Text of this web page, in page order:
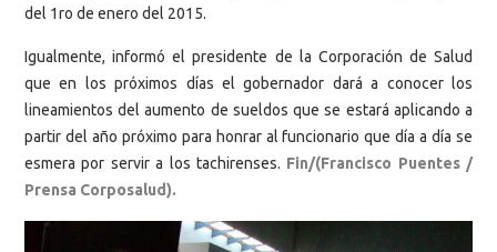
del 1ro de enero del 2015.
Igualmente, informó el presidente de la Corporación de Salud
que en los próximos días el gobernador dará a conocer los
lineamientos del aumento de sueldos que se estará aplicando a
partir del año próximo para honrar al funcionario que día a día se
esmera por servir a los tachirenses. Fin/(Francisco Puentes /
Prensa Corposalud).